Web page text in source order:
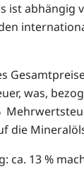
ist abhängig
was,
die
ca. 13 %